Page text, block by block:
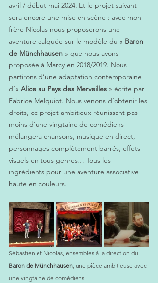
avril / début mai 2024. Et le projet suivant
sera encore une mise en scène : avec mon
frère Nicolas nous proposerons une
aventure calquée sur le modèle du « Baron
de Münchhausen » que nous avons
proposée à Marcy en 2018/2019. Nous
partirons d’une adaptation contemporaine
d’« Alice au Pays des Merveilles » écrite par
Fabrice Melquiot. Nous venons d’obtenir les
droits, ce projet ambitieux réunissant pas
moins d’une vingtaine de comédiens
mélangera chansons, musique en direct,
personnages complètement barrés, effets
visuels en tous genres… Tous les
ingrédients pour une aventure associative
haute en couleurs.
Sébastien et Nicolas, ensembles à la direction du
Baron de Münchhausen, une pièce ambitieuse avec
une vingtaine de comédiens.